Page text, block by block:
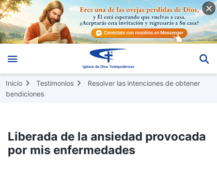
Inicio Testimonios
Resolver las intenciones de obtener
bendiciones
Liberada de la ansiedad provocada
por mis enfermedades